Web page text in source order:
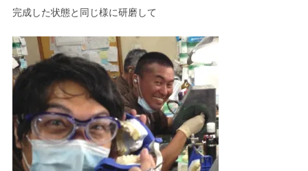
完成した状態と同じ様に研磨して